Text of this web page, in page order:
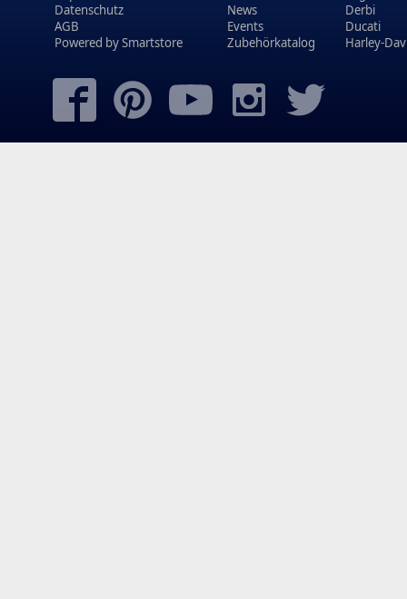
Datenschutz
AGB
Powered bySmartstore
News
Events
Zubehörkatalog
Derbi
Ducati
Harley-